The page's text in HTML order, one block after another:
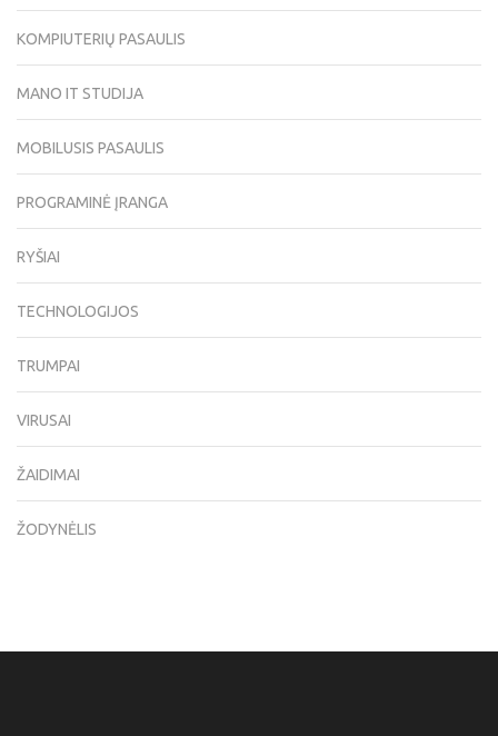
KOMPIUTERIŲ PASAULIS
MANO IT STUDIJA
MOBILUSIS PASAULIS
PROGRAMINĖ ĮRANGA
RYŠIAI
TECHNOLOGIJOS
TRUMPAI
VIRUSAI
ŽAIDIMAI
ŽODYNĖLIS